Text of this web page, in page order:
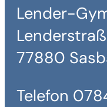
Lender-
77880
Telefon